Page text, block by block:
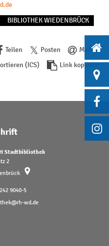
BIBLIOTHEK WIEDENBRÜCK
Teilen Posten
Mailen
(ICS)
Link kopieren
Stadtbibliothek
2
9040-5
wd.de